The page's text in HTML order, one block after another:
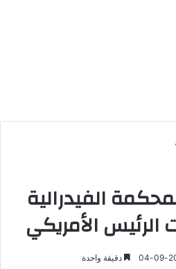
الفيدرالية
الرئيس الأمريكي
دقيقة واحدة